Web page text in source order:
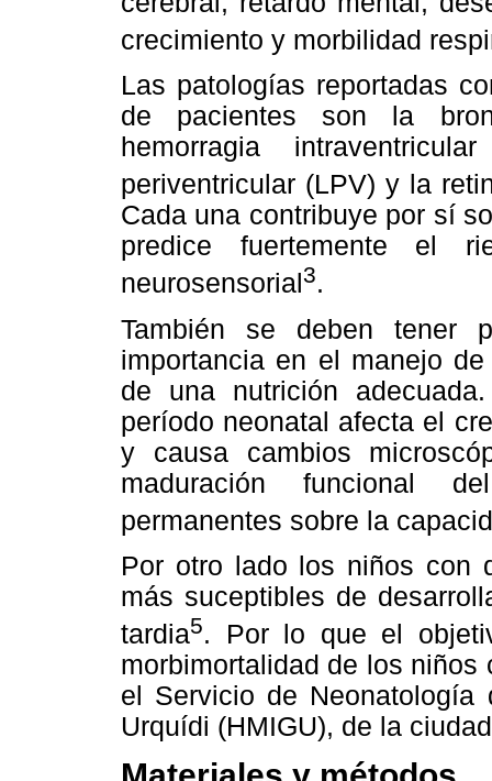
crecimiento y morbilidad
Las patologías reportadas
de pacientes son la
hemorragia
periventricular (LPV) y la
Cada una contribuye por sí
predice fuertemente el
neurosensorial 3.
También se deben tener
importancia en el manejo
de una nutrición
período neonatal afecta el
y causa cambios
maduración funcional
permanentes sobre la
Por otro lado los niños con
más suceptibles de
tardia5. Por lo que el
morbimortalidad de los niños
el Servicio de Neonatología
Urquídi (HMIGU), de la